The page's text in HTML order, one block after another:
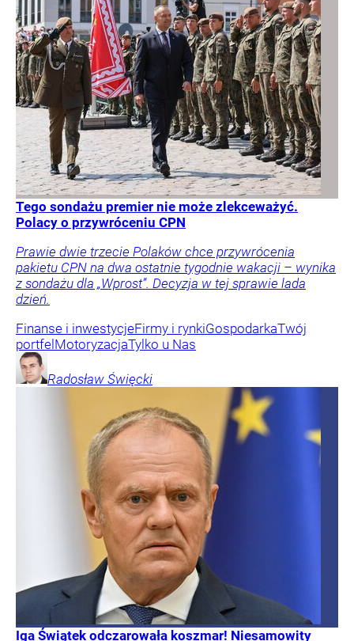
Tego sondażu premier nie może zlekceważyć.
Polacy o przywróceniu CPN
Prawie dwie trzecie Polaków chce przywrócenia
pakietu CPN na dwa ostatnie tygodnie wakacji – wynika
z sondażu dla „Wprost”. Decyzja w tej sprawie lada
dzień.
Finanse i inwestycjeFirmy i rynkiGospodarkaTwój
portfel MotoryzacjaTylko u Nas
Radosław Święcki
Iga Świątek odczarowała koszmar! Niesamowity